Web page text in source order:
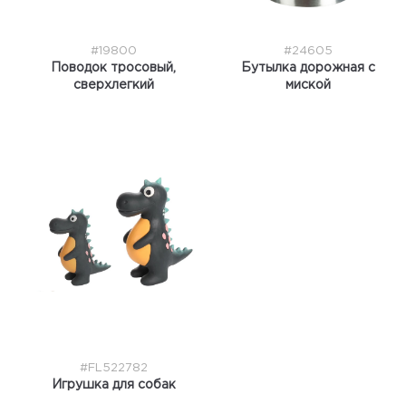
#19800
Поводок тросовый,
сверхлегкий
#24605
Бутылка дорожная с
миской
#FL522782
Игрушка для собак